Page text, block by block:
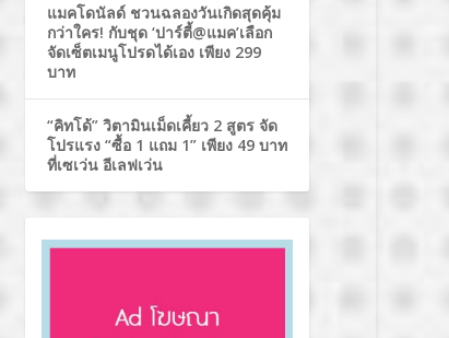
แมคโดนัลด์ ชวนฉลองวันเกิดสุดคุ้ม
กว่าใคร! กับชุด ‘ปาร์ตี้@แมค’เลือก
จัดเซ็ตเมนูโปรดได้เอง เพียง 299
บาท
“คิทโด้” วิตามินเม็ดเคี้ยว 2 สูตร จัด
โปรแรง “ซื้อ 1 แถม 1” เพียง 49 บาท
ที่เซเว่น อีเลฟเว่น